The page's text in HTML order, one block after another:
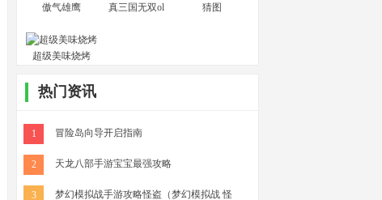
傲气雄鹰 真三国无双ol 猜图
超级美味烧烤
热门资讯
1 冒险岛向导开启指南
2 天龙八部手游宝宝最强攻略
3 梦幻模拟战手游攻略怪盗（梦幻模拟战 怪